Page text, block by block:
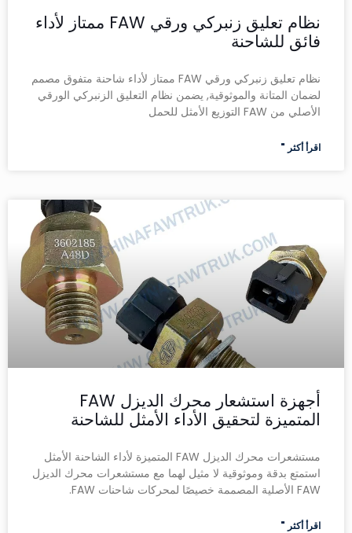
نظام تعليق زنبركي ورقي FAW ممتاز لأداء
فائق للشاحنة
نظام تعليق زنبركي ورقي FAW ممتاز لأداء شاحنة متفوق مصمم
لضمان المتانة والموثوقية, يضمن نظام التعليق الزنبركي الورقي
الأصلي من FAW التوزيع الأمثل للحمل
اقرأ أكثر "
أجهزة استشعار محرك الديزل FAW
المتميزة لتحقيق الأداء الأمثل للشاحنة
مستشعرات محرك الديزل FAW المتميزة لأداء الشاحنة الأمثل
استمتع بدقة وموثوقية لا مثيل لهما مع مستشعرات محرك الديزل
FAW الأصلية المصممة خصيصًا لمحركات شاحنات FAW.
اقرأ أكثر "